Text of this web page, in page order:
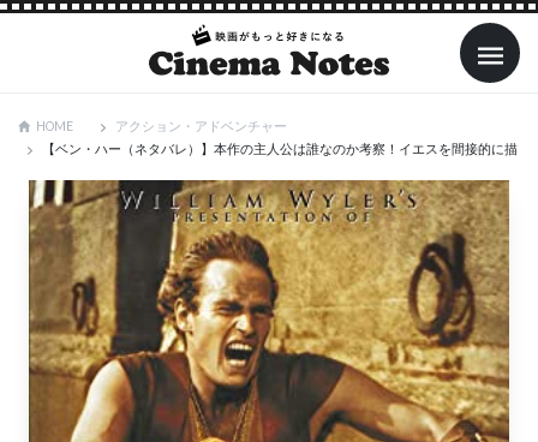
HOME
アクション・アドベンチャー
【ベン・ハー（ネタバレ）】本作の主人公は誰なのか考察！イエスを間接的に描